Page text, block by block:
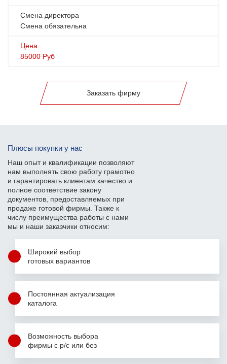
Смена директора
Смена обязательна
Цена
85000 Руб
Заказать фирму
Плюсы покупки у нас
Наш опыт и квалификации позволяют
нам выполнять свою работу грамотно
и гарантировать клиентам качество и
полное соответствие закону
документов, предоставляемых при
продаже готовой фирмы. Также к
числу преимущества работы с нами
мы и наши заказчики относим:
Широкий выбор
готовых вариантов
Постоянная актуализация
каталога
Возможность выбора
фирмы с р/с или без